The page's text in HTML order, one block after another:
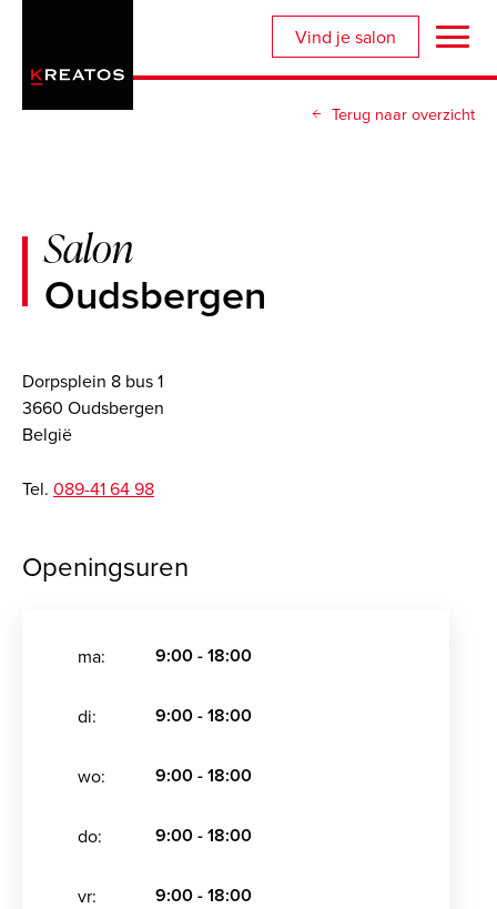
naar
Vind je salon
Terug naar overzicht
Salon
Oudsbergen
Dorpsplein 8 bus 1
3660 Oudsbergen
België
Tel. 089-41 64 98
Openingsuren
ma: 9:00 - 18:00
di: 9:00 - 18:00
wo: 9:00 - 18:00
do: 9:00 - 18:00
vr: 9:00 - 18:00